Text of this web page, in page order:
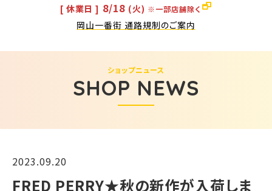
[ 休業日 ] 8/18 (火) ※一部店舗除く
岡山一番街 通路規制のご案内
SHOP NEWS
ショップニュース
2023.09.20
FRED PERRY★秋の新作が入荷しま